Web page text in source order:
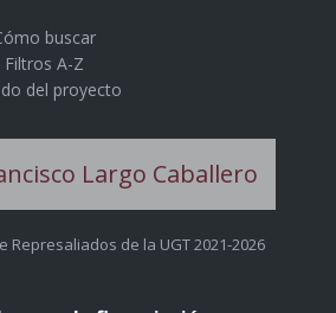
buscar
Filtros A-Z
del proyecto
Represaliados de la UGT 2021-2026